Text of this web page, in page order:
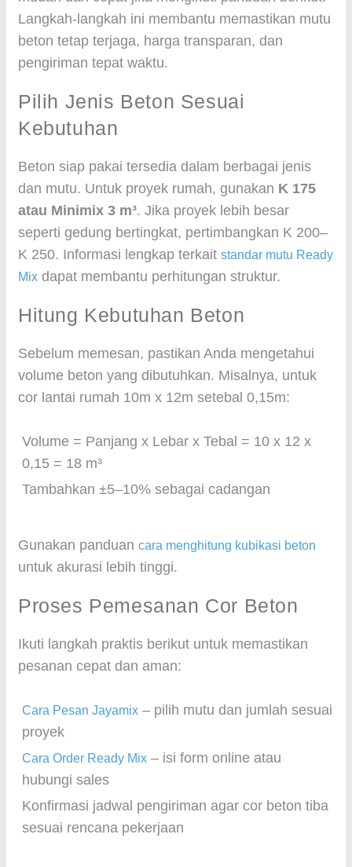
Langkah-langkah ini membantu memastikan mutu
beton tetap terjaga, harga transparan, dan
pengiriman tepat waktu.
Pilih Jenis Beton Sesuai
Kebutuhan
Beton siap pakai tersedia dalam berbagai jenis
dan mutu. Untuk proyek rumah, gunakan K 175
atau Minimix 3 m³. Jika proyek lebih besar
seperti gedung bertingkat, pertimbangkan K 200–
K 250. Informasi lengkap terkait standar mutu Ready
Mix dapat membantu perhitungan struktur.
Hitung Kebutuhan Beton
Sebelum memesan, pastikan Anda mengetahui
volume beton yang dibutuhkan. Misalnya, untuk
cor lantai rumah 10m x 12m setebal 0,15m:
Volume = Panjang x Lebar x Tebal = 10 x 12 x
0,15 = 18 m³
Tambahkan ±5–10% sebagai cadangan
Gunakan panduan cara menghitung kubikasi beton
untuk akurasi lebih tinggi.
Proses Pemesanan Cor Beton
Ikuti langkah praktis berikut untuk memastikan
pesanan cepat dan aman:
Cara Pesan Jayamix – pilih mutu dan jumlah sesuai
proyek
Cara Order Ready Mix – isi form online atau
hubungi sales
Konfirmasi jadwal pengiriman agar cor beton tiba
sesuai rencana pekerjaan